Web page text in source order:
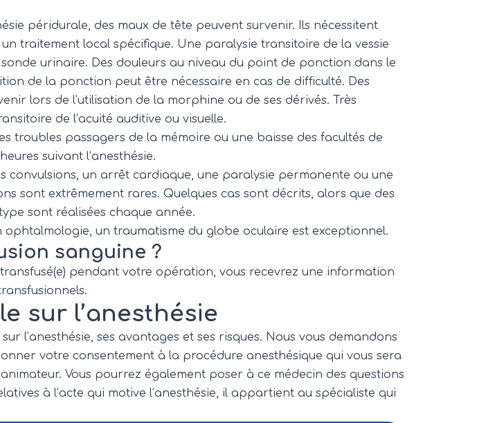
péridurale, des maux de tête peuvent survenir. Ils nécessitent
traitement local spécifique. Une paralysie transitoire de la vessie
urinaire. Des douleurs au niveau du point de ponction dans le
de la ponction peut être nécessaire en cas de difficulté. Des
lors de l’utilisation de la morphine ou de ses dérivés. Très
de l’acuité auditive ou visuelle.
troubles passagers de la mémoire ou une baisse des facultés de
suivant l’anesthésie.
convulsions, un arrêt cardiaque, une paralysie permanente ou une
sont extrêmement rares. Quelques cas sont décrits, alors que des
sont réalisées chaque année.
ophtalmologie, un traumatisme du globe oculaire est exceptionnel.
sanguine ?
pendant votre opération, vous recevrez une information
sur l’anesthésie
l’anesthésie, ses avantages et ses risques. Nous vous demandons
votre consentement à la procédure anesthésique qui vous sera
Vous pourrez également poser à ce médecin des questions
à l’acte qui motive l’anesthésie, il appartient au spécialiste qui